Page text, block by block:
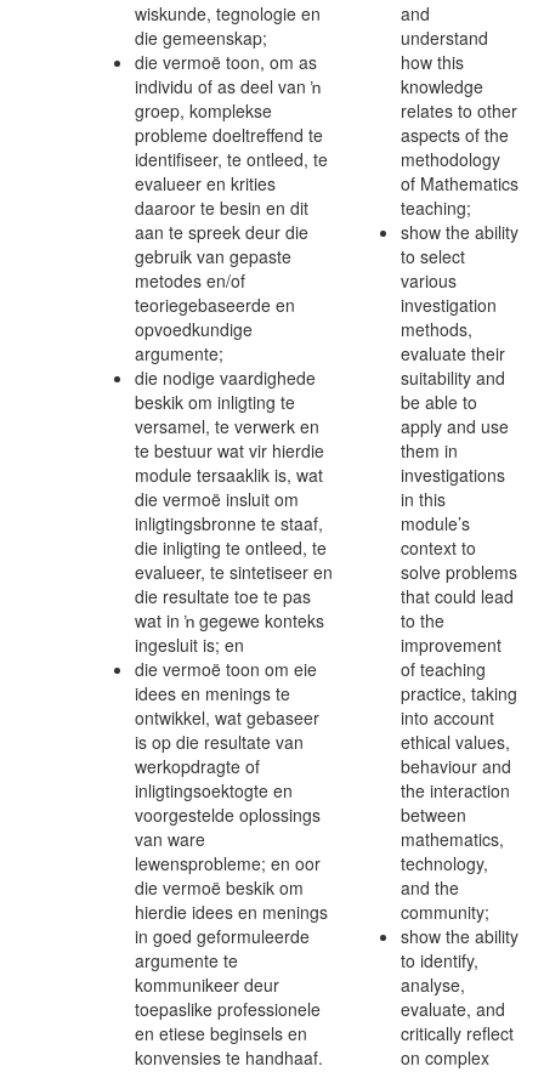
wiskunde, tegnologie en
die gemeenskap;
die vermoë toon, om as
individu of as deel van ŉ
groep, komplekse
probleme doeltreffend te
identifiseer, te ontleed, te
evalueer en krities
daaroor te besin en dit
aan te spreek deur die
gebruik van gepaste
metodes en/of
teoriegebaseerde en
opvoedkundige
argumente;
die nodige vaardighede
beskik om inligting te
versamel, te verwerk en
te bestuur wat vir hierdie
module tersaaklik is, wat
die vermoë insluit om
inligtingsbronne te staaf,
die inligting te ontleed, te
evalueer, te sintetiseer en
die resultate toe te pas
wat in ŉ gegewe konteks
ingesluit is; en
die vermoë toon om eie
idees en menings te
ontwikkel, wat gebaseer
is op die resultate van
werkopdragte of
inligtingsoektogte en
voorgestelde oplossings
van ware
lewensprobleme; en oor
die vermoë beskik om
hierdie idees en menings
in goed geformuleerde
argumente te
kommunikeer deur
toepaslike professionele
en etiese beginsels en
konvensies te handhaaf.
and
understand
how this
knowledge
relates to other
aspects of the
methodology
of Mathematics
teaching;
show the ability
to select
various
investigation
methods,
evaluate their
suitability and
be able to
apply and use
them in
investigations
in this
module’s
context to
solve problems
that could lead
to the
improvement
of teaching
practice, taking
into account
ethical values,
behaviour and
the interaction
between
mathematics,
technology,
and the
community;
show the ability
to identify,
analyse,
evaluate, and
critically reflect
on complex